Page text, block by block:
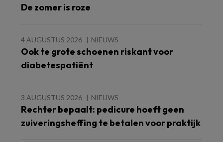
De zomer is roze
4 AUGUSTUS 2026 NIEUWS
Ook te grote schoenen riskant voor
diabetespatiënt
3 AUGUSTUS 2026 NIEUWS
Rechter bepaalt: pedicure hoeft geen
zuiveringsheffing te betalen voor praktijk